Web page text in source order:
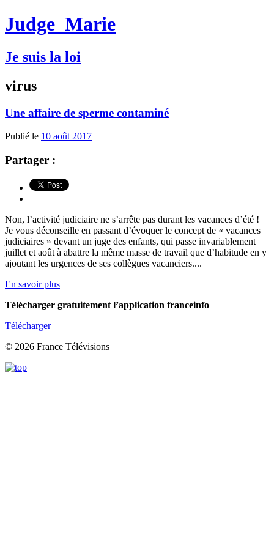
Judge Marie
Je suis la loi
virus
Une affaire de sperme contaminé
Publié le 10 août 2017
Partager :
Non, l’activité judiciaire ne s’arrête pas durant les vacances d’été !
Je vous déconseille en passant d’évoquer le concept de « vacances
judiciaires » devant un juge des enfants, qui passe invariablement
juillet et août à abattre la même masse de travail que d’habitude en y
ajoutant les urgences de ses collègues vacanciers....
En savoir plus
Télécharger gratuitement l’application franceinfo
Télécharger
© 2026 France Télévisions